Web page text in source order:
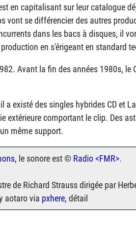
en capitalisant sur leur catalogue
vont se différencier des autres
dans les bacs à disques, il
en s'érigeant en standard
Avant la fin des années 1980s, le
a existé des singles hybrides CD et
extérieure comportant le clip. Des
même support.
, le sonore est © Radio <FMR>.
de Richard Strauss dirigée par
aotaro via pxhere, détail